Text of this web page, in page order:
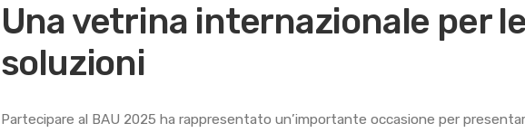
Una vetrina internazionale per
soluzioni
Partecipare al BAU 2025 ha rappresentato un’importante occasione per